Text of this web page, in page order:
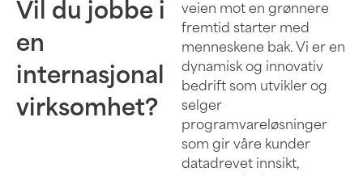
Vil du jobbe i
en
internasjonal
virksomhet?
veien mot en grønnere
fremtid starter med
menneskene bak. Vi er en
dynamisk og innovativ
bedrift som utvikler og
selger
programvareløsninger
som gir våre kunder
datadrevet innsikt,